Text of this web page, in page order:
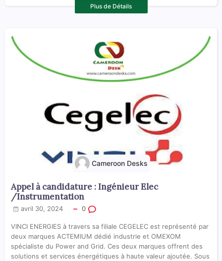
Plus de Détails
Appel à candidature : Ingénieur Elec
/Instrumentation
avril 30, 2024 0
VINCI ENERGIES à travers sa filiale CEGELEC est représenté par
deux marques ACTEMIUM dédié industrie et OMEXOM
spécialiste du Power and Grid. Ces deux marques offrent des
solutions et services énergétiques à haute valeur ajoutée. Sous
Cameroon Desks